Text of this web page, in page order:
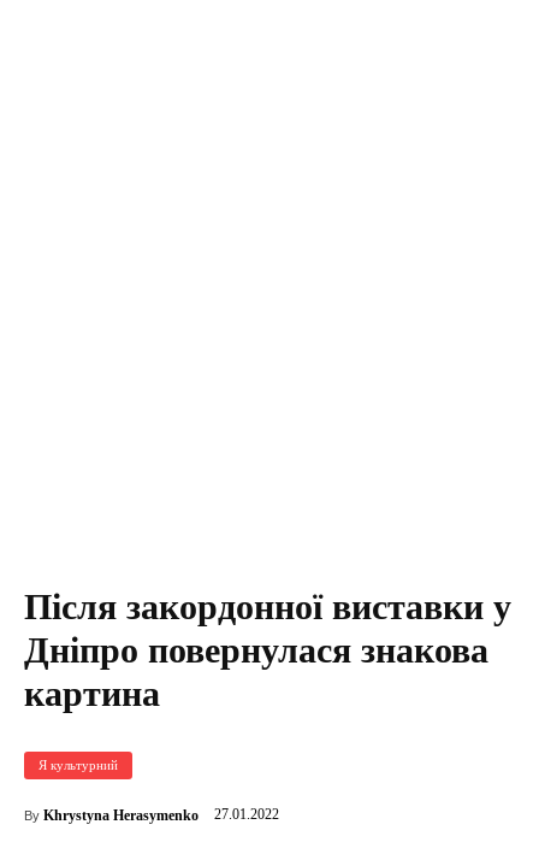
Після закордонної виставки у
Дніпро повернулася знакова
картина
Я культурний
By Khrystyna Herasymenko 27.01.2022